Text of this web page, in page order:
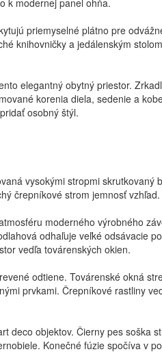
k modernej panel ohňa.
priemyselné plátno pre
knihovničky a jedálenským
elegantný obytný priestor.
korenia diela, sedenie a
osobný štýl.
vysokými stropmi skrutkovaný
črepníkové strom jemnosť vzhľad.
moderného výrobného
odhaľuje veľké odsávacie
vedľa továrenských okien.
odtiene. Továrenské okná
prvkami. Črepníkové rastliny
deco objektov. Čierny pes soška
Konečné fúzie spočíva v